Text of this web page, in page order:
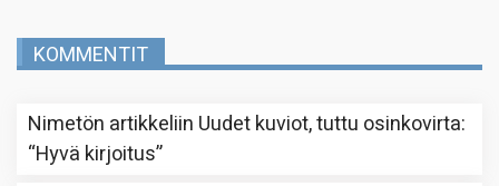
KOMMENTIT
Nimetön artikkeliin Uudet kuviot, tuttu osinkovirta:
“Hyvä kirjoitus”